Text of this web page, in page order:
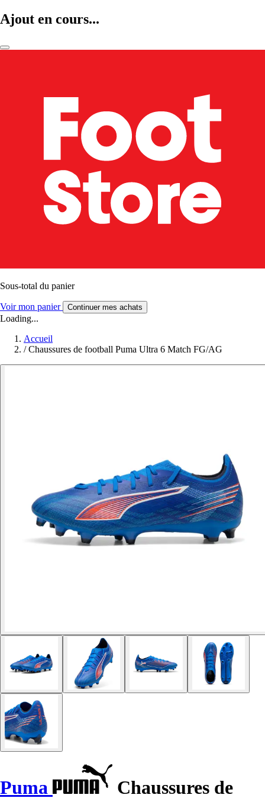
Ajout en cours...
Sous-total du panier
Voir mon panier Continuer mes achats
Loading...
Accueil
/ Chaussures de football Puma Ultra 6 Match FG/AG
Puma Chaussures de